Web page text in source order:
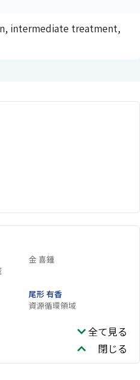
intermediate treatment,
金 喜鍾
尾形 有香
資源循環領域
全て見る
閉じる